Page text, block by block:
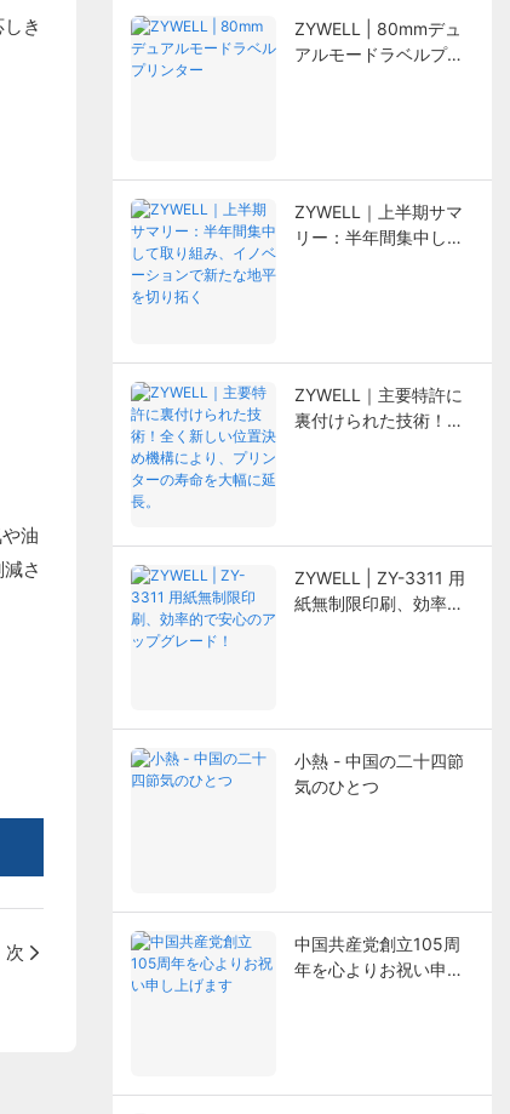
き
油
さ
次
ZYWELL | 80mmデュ
アルモードラベルプリ
ZYWELL｜上半期サマ
リー：半年間集中して
ZYWELL｜主要特許に
裏付けられた技術！全
ZYWELL | ZY-3311 用
紙無制限印刷、効率的
小熱 - 中国の二十四節
気のひとつ
中国共産党創立105周
年を心よりお祝い申し